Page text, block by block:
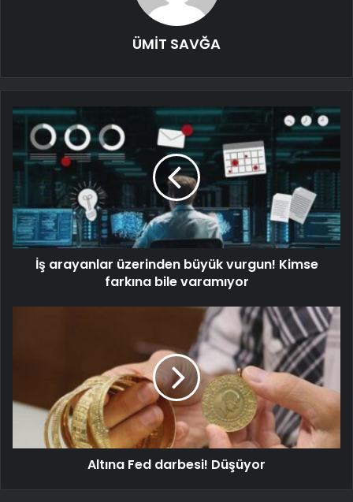
ÜMİT SAVĞA
İş arayanlar üzerinden büyük vurgun! Kimse
farkına bile varamıyor
Altına Fed darbesi! Düşüyor